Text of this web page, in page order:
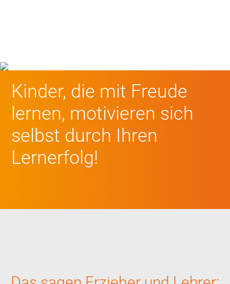
Kinder, die mit Freude
lernen, motivieren sich
selbst durch Ihren
Lernerfolg!